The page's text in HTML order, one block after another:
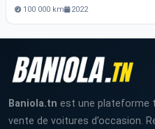
100 000 km 2022
Baniola.tn est une plateforme
vente de voitures d’occasion.